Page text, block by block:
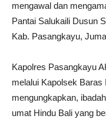
mengawal dan
Pantai Salukaili Dusun
Kab. Pasangkayu,
Kapolres Pasangkayu
melalui Kapolsek Baras
mengungkapkan,
umat Hindu Bali yang